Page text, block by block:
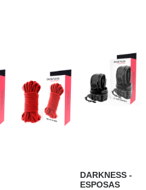
DARKNESS -
ESPOSAS